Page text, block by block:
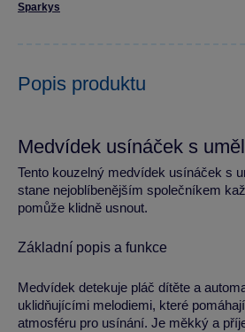
Sparkys
Popis produktu
Medvídek usínáček s
Tento kouzelný medvídek usínáček s
stane nejoblíbenějším společníkem
pomůže klidně usnout.
Základní popis a funkce
Medvídek detekuje pláč dítěte a
uklidňujícími melodiemi, které
atmosféru pro usínání. Je měkký a